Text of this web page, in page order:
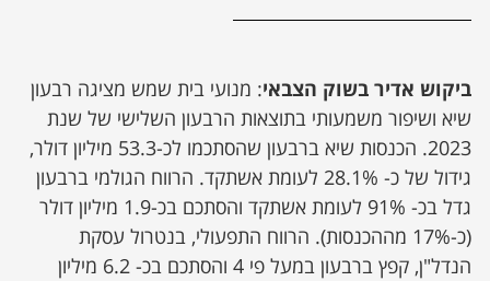
ביקוש אדיר בשוק הצבאי: מנועי בית שמש מציגה רבעון
שיא ושיפור משמעותי בתוצאות הרבעון השלישי של שנת
2023. הכנסות שיא ברבעון שהסתכמו לכ-53.3 מיליון דולר,
גידול של כ- 28.1% לעומת אשתקד. הרווח הגולמי ברבעון
גדל בכ- 91% לעומת אשתקד והסתכם בכ-1.9 מיליון דולר
(כ-17% מההכנסות). הרווח התפעולי, בנטרול עסקת
הנדל"ן, קפץ ברבעון במעל פי 4 והסתכם בכ- 6.2 מיליון